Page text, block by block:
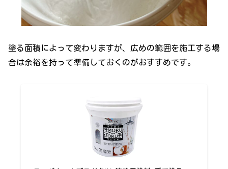
塗る面積によって変わりますが、広めの範囲を施工する場
合は余裕を持って準備しておくのがおすすめです。